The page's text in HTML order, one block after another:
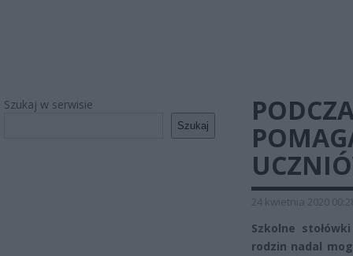
Szukaj w serwisie
Szukaj
24 kwietnia 2020
Szkolne
rodzin nadal